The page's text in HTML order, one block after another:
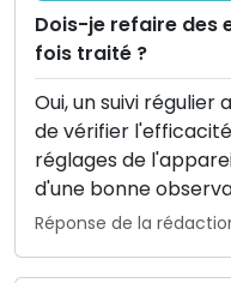
Dois-je refaire des
fois traité ?
Oui, un suivi
de vérifier
réglages de
d'une bonne
Réponse de la